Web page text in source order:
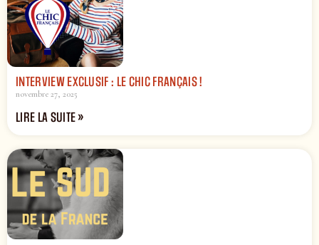
INTERVIEW EXCLUSIF : LE CHIC FRANÇAIS !
novembre 27, 2025
LIRE LA SUITE »